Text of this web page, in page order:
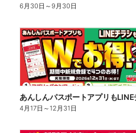
6月30日 ～9月30日
4月17日 ～12月31日